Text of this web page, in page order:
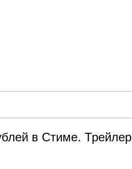
в Стиме. Трейлер